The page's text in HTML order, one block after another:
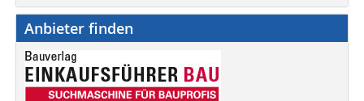
Anbieter finden